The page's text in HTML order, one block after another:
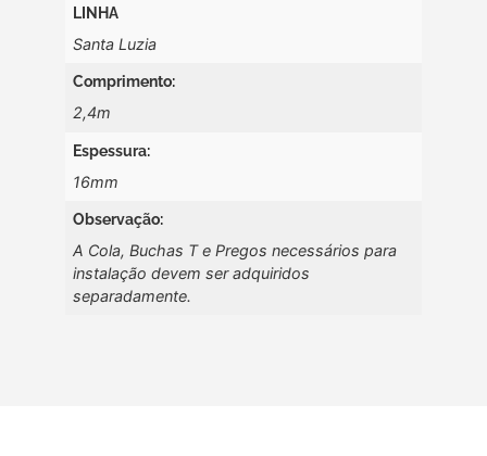
LINHA
Santa Luzia
Comprimento:
2,4m
Espessura:
16mm
Observação:
A Cola, Buchas T e Pregos necessários para
instalação devem ser adquiridos
separadamente.